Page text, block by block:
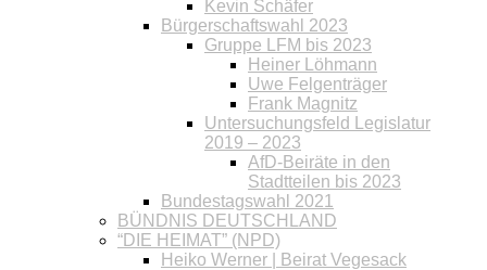
Kevin Schäfer
Bürgerschaftswahl 2023
Gruppe LFM bis 2023
Heiner Löhmann
Uwe Felgenträger
Frank Magnitz
Untersuchungsfeld Legislatur
2019 – 2023
AfD-Beiräte in den
Stadtteilen bis 2023
Bundestagswahl 2021
BÜNDNIS DEUTSCHLAND
“DIE HEIMAT” (NPD)
Heiko Werner | Beirat Vegesack